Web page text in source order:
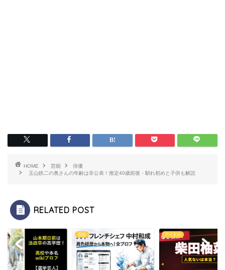
HOME 芸能
俳優
玉山鉄二の奥さんの年齢は非公表！推定40歳前後・馴れ初めと子供も解説
RELATED POST
芸能 アイドル